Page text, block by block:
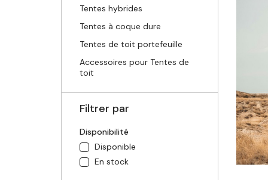
Tentes hybrides
Tentes à coque dure
Tentes de toit portefeuille
Accessoires pour Tentes de
toit
Filtrer par
Disponibilité
Disponible
En stock